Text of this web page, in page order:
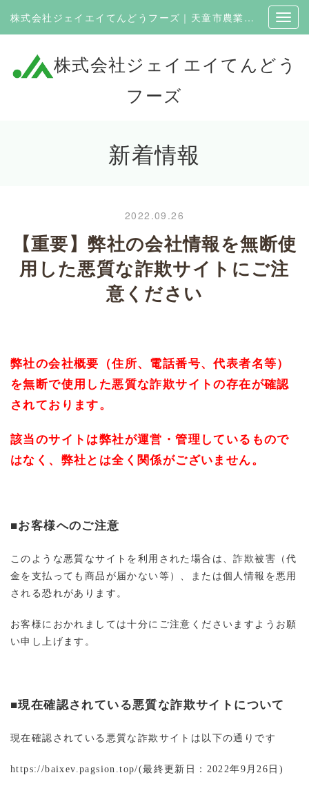
株式会社ジェイエイてんどうフーズ｜天童市農業協同組合100％出資の企業
株式会社ジェイエイてんどう
フーズ
新着情報
2022.09.26
【重要】弊社の会社情報を無断使
用した悪質な詐欺サイトにご注
意ください
弊社の会社概要（住所、電話番号、代表者名等）
を無断で使用した悪質な詐欺サイトの存在が確認
されております。
該当のサイトは弊社が運営・管理しているもので
はなく、弊社とは全く関係がございません。
■お客様へのご注意
このような悪質なサイトを利用された場合は、詐欺被害（代
金を支払っても商品が届かない等）、または個人情報を悪用
される恐れがあります。
お客様におかれましては十分にご注意くださいますようお願
い申し上げます。
■現在確認されている悪質な詐欺サイトについて
現在確認されている悪質な詐欺サイトは以下の通りです
https://baixev.pagsion.top/(最終更新日： 2022年9 月26 日 )